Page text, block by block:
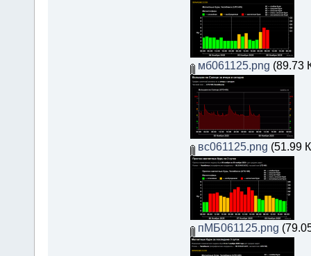
мб061125.png (89.73
вс061125.png (51.99
пМБ061125.png